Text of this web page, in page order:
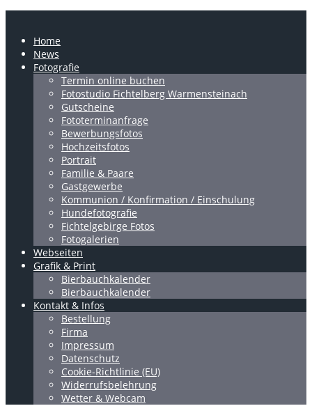
Home
News
Fotografie
Termin online buchen
Fotostudio Fichtelberg Warmensteinach
Gutscheine
Fototerminanfrage
Bewerbungsfotos
Hochzeitsfotos
Portrait
Familie & Paare
Gastgewerbe
Kommunion / Konfirmation / Einschulung
Hundefotografie
Fichtelgebirge Fotos
Fotogalerien
Webseiten
Grafik & Print
Bierbauchkalender
Bierbauchkalender
Kontakt & Infos
Bestellung
Firma
Impressum
Datenschutz
Cookie-Richtlinie (EU)
Widerrufsbelehrung
Wetter & Webcam